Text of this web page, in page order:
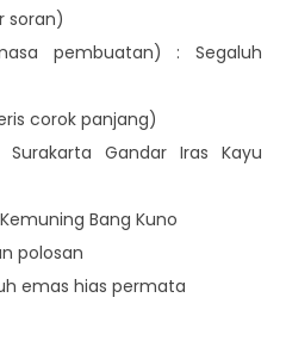
soran)
pembuatan) : Segaluh
corok panjang)
Gandar Iras Kayu
Bang Kuno
polosan
emas hias permata